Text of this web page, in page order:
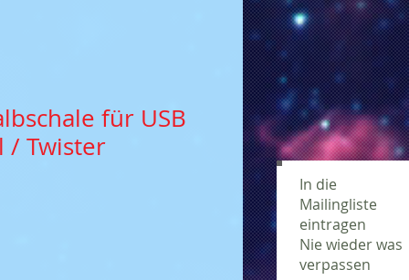
für USB
/ Twister
In die
Mailingliste
eintragen
Nie wieder was
verpassen